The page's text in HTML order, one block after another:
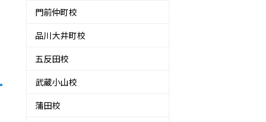
門前仲町校
品川大井町校
五反田校
武蔵小山校
蒲田校